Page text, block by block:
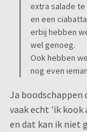
extra salade
en een
erbij hebben
wel genoeg.
Ook hebben
nog even
Ja
vaak echt 'ik
en dat kan ik niet